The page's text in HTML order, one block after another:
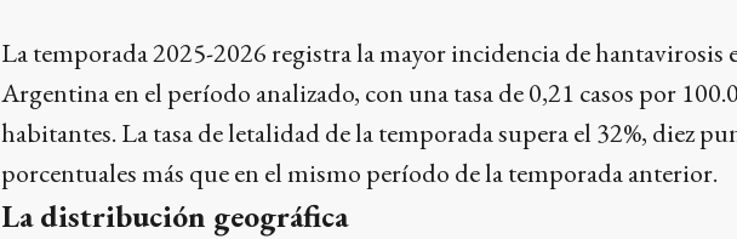
La temporada 2025-2026 registra la mayor incidencia de hantavirosis
Argentina en el período analizado, con una tasa de 0,21 casos por
habitantes. La tasa de letalidad de la temporada supera el 32%, diez
porcentuales más que en el mismo período de la temporada anterior.
La distribución geográfica